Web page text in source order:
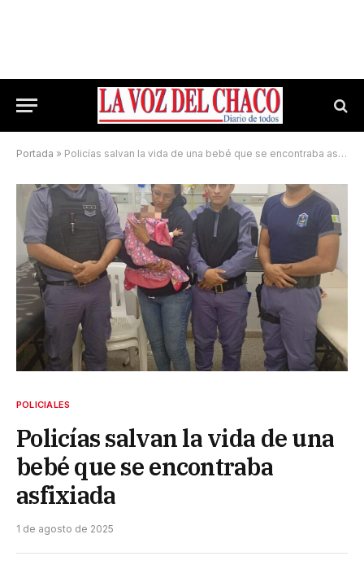
Portada » Policías salvan la vida de una bebé que se encontraba asfixiada
POLICIALES
Policías salvan la vida de una
bebé que se encontraba
asfixiada
1 de agosto de 2025